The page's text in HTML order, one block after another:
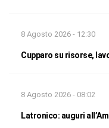
8 Agosto 2026 - 12:30
Cupparo su risorse,
8 Agosto 2026 - 08:02
Latronico: auguri